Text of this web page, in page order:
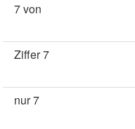
7 von
Ziffer 7
nur 7